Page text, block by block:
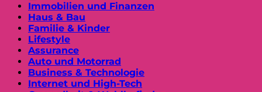
Immobilien und Finanzen
Haus & Bau
Familie & Kinder
Lifestyle
Assurance
Auto und Motorrad
Business & Technologie
Internet und High-Tech